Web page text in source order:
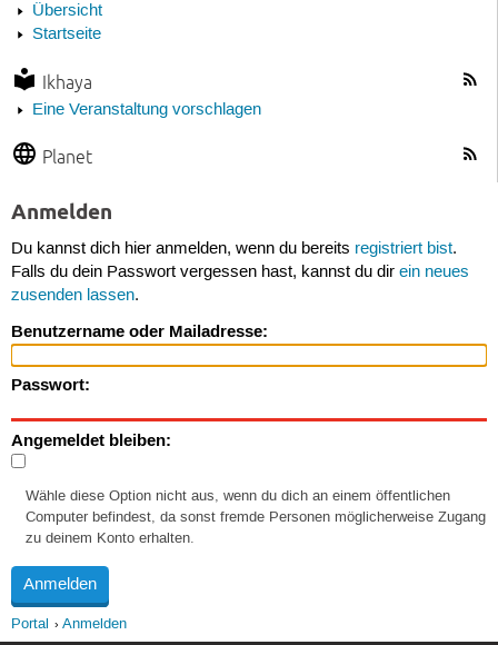
Übersicht
Startseite
Ikhaya
Eine Veranstaltung vorschlagen
Planet
Anmelden
Du kannst dich hier anmelden, wenn du bereits registriert bist.
Falls du dein Passwort vergessen hast, kannst du dir ein neues
zusenden lassen.
Benutzername oder Mailadresse:
Passwort:
Angemeldet bleiben:
Wähle diese Option nicht aus, wenn du dich an einem öffentlichen
Computer befindest, da sonst fremde Personen möglicherweise Zugang
zu deinem Konto erhalten.
Portal Anmelden